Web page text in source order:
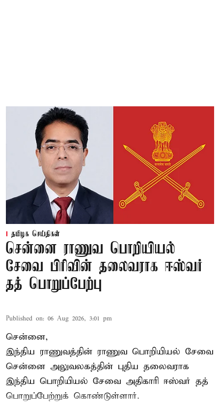
தமிழக செய்திகள்
சென்னை ராணுவ பொறியியல்
சேவை பிரிவின் தலைவராக ஈஸ்வர்
தத் பொறுப்பேற்பு
Published on: 06 Aug 2026, 3:01 pm
சென்னை,
இந்திய ராணுவத்தின் ராணுவ பொறியியல் சேவை
சென்னை அலுவலகத்தின் புதிய தலைவராக
இந்திய பொறியியல் சேவை அதிகாரி ஈஸ்வர் தத்
பொறுப்பேற்றுக் கொண்டுள்ளார்.